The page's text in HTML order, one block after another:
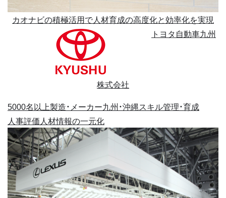
カオナビの積極活用で人材育成の高度化と効率化を実現
トヨタ自動車九州
株式会社
5000名以上製造・メーカー九州・沖縄スキル管理・育成
人事評価人材情報の一元化